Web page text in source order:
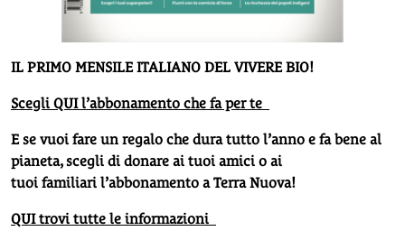
IL PRIMO MENSILE ITALIANO DEL VIVERE BIO!
Scegli QUI l’abbonamento che fa per te
E se vuoi fare un regalo che dura tutto l’anno e fa bene al
pianeta, scegli di donare ai tuoi amici o ai
tuoi familiari l’abbonamento a Terra Nuova!
QUI trovi tutte le informazioni